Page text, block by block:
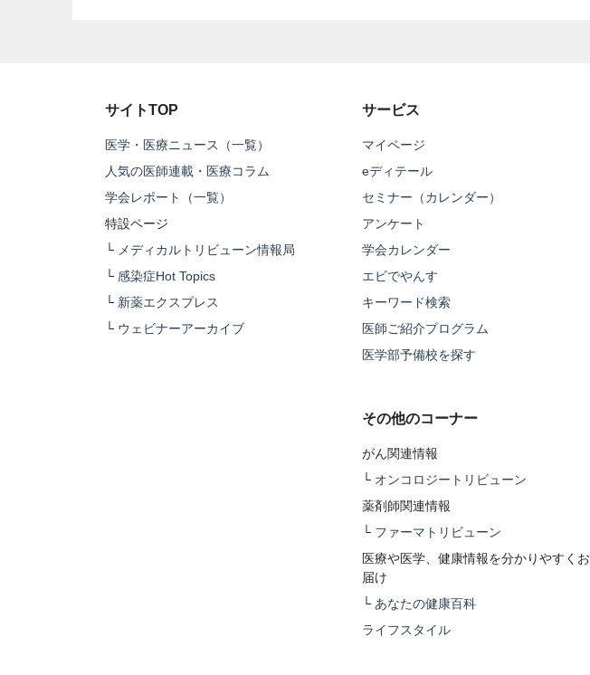
サイトTOP
医学・医療ニュース（一覧）
人気の医師連載・医療コラム
学会レポート（一覧）
特設ページ
└ メディカルトリビューン情報局
└ 感染症Hot Topics
└ 新薬エクスプレス
└ ウェビナーアーカイブ
サービス
マイページ
eディテール
セミナー（カレンダー）
アンケート
学会カレンダー
エビでやんす
キーワード検索
医師ご紹介プログラム
医学部予備校を探す
その他のコーナー
がん関連情報
└ オンコロジートリビューン
薬剤師関連情報
└ ファーマトリビューン
医療や医学、健康情報を分かりやすくお
届け
└ あなたの健康百科
ライフスタイル